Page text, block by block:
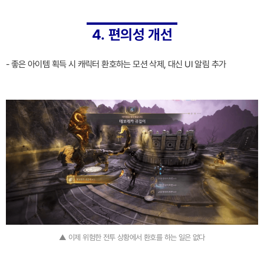
4. 편의성 개선
- 좋은 아이템 획득 시 캐릭터 환호하는 모션 삭제, 대신 UI 알림 추가
▲ 이제 위험한 전투 상황에서 환호를 하는 일은 없다